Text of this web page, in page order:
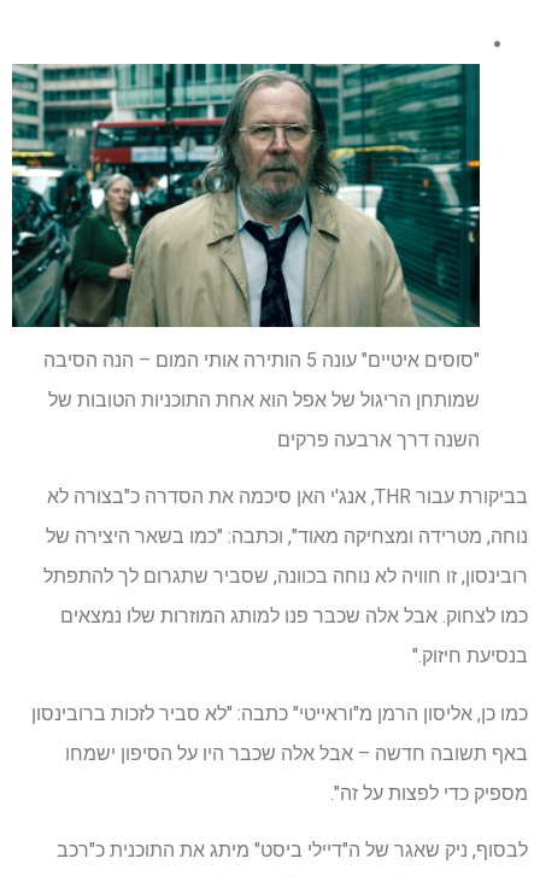
"סוסים איטיים" עונה 5 הותירה אותי המום – הנה הסיבה
שמותחן הריגול של אפל הוא אחת התוכניות הטובות של
השנה דרך ארבעה פרקים
בביקורת עבור THR, אנג'י האן סיכמה את הסדרה כ"בצורה לא
נוחה, מטרידה ומצחיקה מאוד", וכתבה: "כמו בשאר היצירה של
רובינסון, זו חוויה לא נוחה בכוונה, שסביר שתגרום לך להתפתל
כמו לצחוק. אבל אלה שכבר פנו למותג המוזרות שלו נמצאים
בנסיעת חיזוק."
כמו כן, אליסון הרמן מ"וראייטי" כתבה: "לא סביר לזכות ברובינסון
באף תשובה חדשה – אבל אלה שכבר היו על הסיפון ישמחו
מספיק כדי לפצות על זה".
לבסוף, ניק שאגר של ה"דיילי ביסט" מיתג את התוכנית כ"רכב